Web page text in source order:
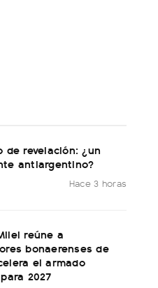
de revelación: ¿un
antiargentino?
Hace 3 horas
reúne a
bonaerenses de
el armado
2027